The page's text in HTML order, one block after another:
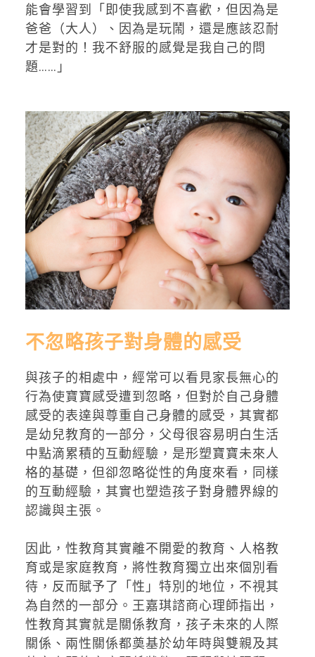
能會學習到「即使我感到不喜歡，但因為是
爸爸（大人）、因為是玩鬧，還是應該忍耐
才是對的！我不舒服的感覺是我自己的問
題……」
不忽略孩子對身體的感受
與孩子的相處中，經常可以看見家長無心的
行為使寶寶感受遭到忽略，但對於自己身體
感受的表達與尊重自己身體的感受，其實都
是幼兒教育的一部分，父母很容易明白生活
中點滴累積的互動經驗，是形塑寶寶未來人
格的基礎，但卻忽略從性的角度來看，同樣
的互動經驗，其實也塑造孩子對身體界線的
認識與主張。
因此，性教育其實離不開愛的教育、人格教
育或是家庭教育，將性教育獨立出來個別看
待，反而賦予了「性」特別的地位，不視其
為自然的一部分。王嘉琪諮商心理師指出，
性教育其實就是關係教育，孩子未來的人際
關係、兩性關係都奠基於幼年時與雙親及其